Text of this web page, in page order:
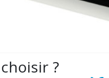
?